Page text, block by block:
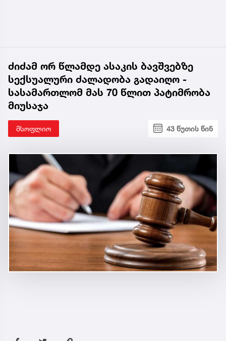
ძიძამ ორ წლამდე ასაკის ბავშვებზე
სექსუალური ძალადობა გადაიღო -
სასამართლომ მას 70 წლით პატიმრობა
მიუსაჯა
მსოფლიო 43 წუთის წინ